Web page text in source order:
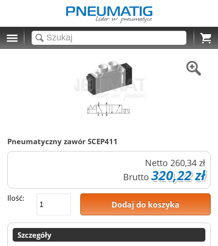
Cart
Pneumatyczny zawór SCEP411
Netto 260,34 zł
Brutto 320,22 zł
Ilość:
Dodaj do koszyka
Szczegóły